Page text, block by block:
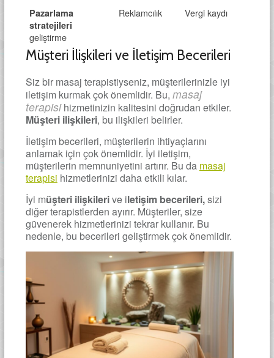
Pazarlama
stratejileri
geliştirme
Reklamcılık Vergi kaydı
Müşteri İlişkileri ve İletişim Becerileri
Siz bir masaj terapistiyseniz, müşterilerinizle iyi
iletişim kurmak çok önemlidir. Bu, masaj
terapisihizmetinizin kalitesini doğrudan etkiler.
Müşteri ilişkileri, bu ilişkileri belirler.
İletişim becerileri, müşterilerin ihtiyaçlarını
anlamak için çok önemlidir. İyi iletişim,
müşterilerin memnuniyetini artırır. Bu da masaj
terapisi hizmetlerinizi daha etkili kılar.
İyi müşteri ilişkilerive iletişim becerileri,sizi
diğer terapistlerden ayırır. Müşteriler, size
güvenerek hizmetlerinizi tekrar kullanır. Bu
nedenle, bu becerileri geliştirmek çok önemlidir.